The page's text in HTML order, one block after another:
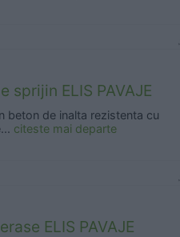
ELIS PAVAJE
beton de inalta rezistenta cu
citeste mai departe
ELIS PAVAJE